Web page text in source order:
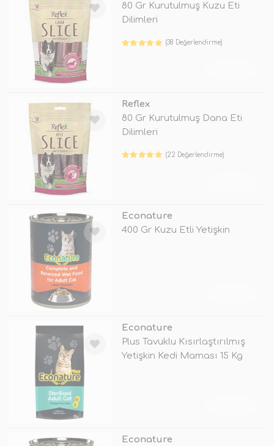
80 Gr Kurutulmuş Kuzu Eti
Dilimleri
(38 Değerlendirme)
Reflex
80 Gr Kurutulmuş Dana Eti
Dilimleri
(22 Değerlendirme)
Econature
400 Gr Kuzu Etli Yetişkin
Econature
Plus Tavuklu Kısırlaştırılmış
Yetişkin Kedi Maması 15 Kg
Econature